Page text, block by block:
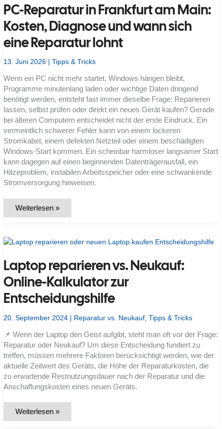
PC-Reparatur in Frankfurt am Main:
Kosten, Diagnose und wann sich
eine Reparatur lohnt
13. Juni 2026 |Tipps & Tricks
Wenn ein PC nicht mehr startet, Windows hängen bleibt,
Programme minutenlang laden oder wichtige Daten dringend
benötigt werden, entsteht fast immer dieselbe Frage: Reparieren
lassen, selbst prüfen oder direkt ein neues Gerät kaufen? Gerade
bei älteren Computern entscheidet nicht der erste Eindruck. Ein
vermeintlich schwerer Fehler kann von einem lockeren
Stromkabel, einem defekten Netzteil oder einem beschädigten
Windows-Start kommen. Ein scheinbar harmloser langsamer Start
kann dagegen auf einen beginnenden Datenträgerausfall, ein
Hitzeproblem, instabilen Arbeitsspeicher oder eine schwankende
Stromversorgung hinweisen.
PC-
Main:
und
wann
sich
eine
lohnt
Weiterlesen »
Laptop reparieren vs. Neukauf:
Online-Kalkulator zur
Entscheidungshilfe
20. September 2024 Reparatur vs. Neukauf ,Tipps & Tricks
📌 Wenn der Laptop den Geist aufgibt, steht man oft vor der Frage:
Reparatur oder Neukauf? Um diese Entscheidung fundiert zu
treffen, müssen mehrere Faktoren berücksichtigt werden, wie der
aktuelle Zeitwert des Geräts, die Höhe der Reparaturkosten, die
zu erwartende Restnutzungsdauer nach der Reparatur und die
Anschaffungskosten eines neuen Geräts.
Laptop
Weiterlesen »